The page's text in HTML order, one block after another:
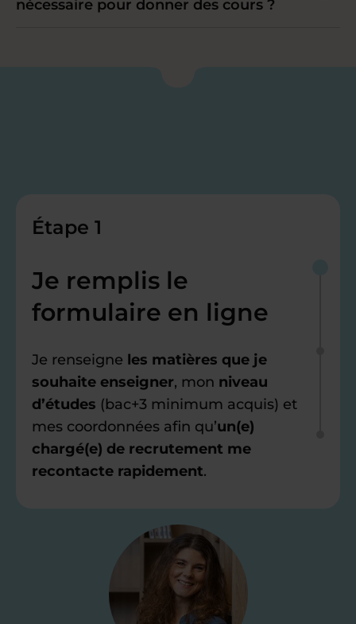
nécessaire pour donner des cours ?
Étape 1
Je remplis le
formulaire en ligne
Je renseigne les matières que je
souhaite enseigner, mon niveau
d’études (bac+3 minimum acquis) et
mes coordonnées afin qu’un(e)
chargé(e) de recrutement me
recontacte rapidement.
Je valide ma
candidature